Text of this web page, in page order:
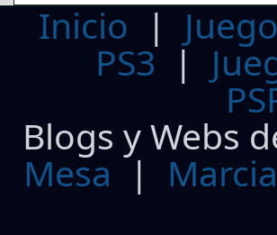
Inicio |
PS3|
Blogs y Webs
Mesa |